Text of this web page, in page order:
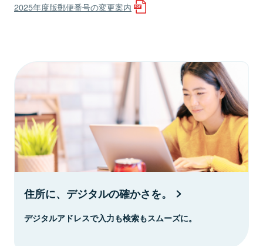
2025年度版郵便番号の変更案内
住所に、デジタルの確かさを。
デジタルアドレスで入力も検索もスムーズに。